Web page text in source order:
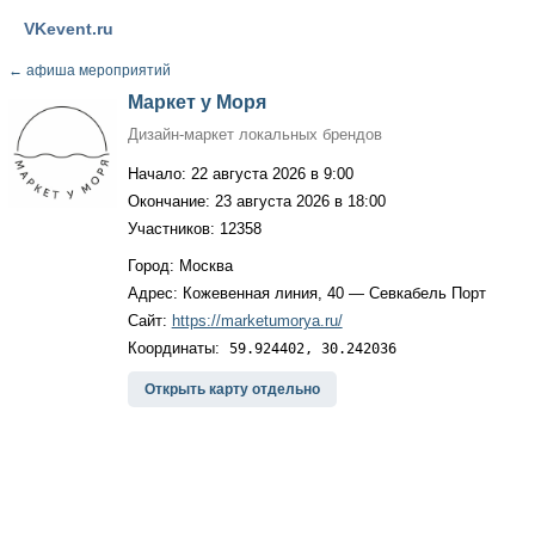
VKevent.ru
← афиша мероприятий
Маркет у Моря
Дизайн-маркет локальных брендов
Начало: 22 августа 2026 в 9:00
Окончание: 23 августа 2026 в 18:00
Участников: 12358
Город: Москва
Адрес: Кожевенная линия, 40 — Севкабель Порт
Сайт: https://marketumorya.ru/
Координаты: 59.924402, 30.242036
Открыть карту отдельно